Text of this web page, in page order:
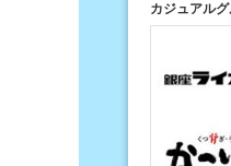
カジュアルグ